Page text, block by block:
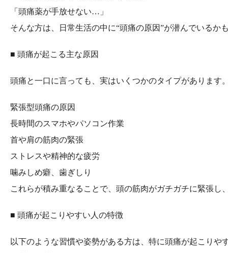
「頭痛薬が手放せない…」
そんな方は、日常生活の中に“頭痛の原因”が潜んでいるか
■ 頭痛が起こる主な原因
頭痛と一口に言っても、実はいくつかのタイプがあります
緊張型頭痛の原因
長時間のスマホやパソコン作業
首や肩の筋肉の緊張
ストレスや精神的な疲労
噛みしめ癖、歯ぎしり
これらが積み重なることで、頭の筋肉がガチガチに緊張し
■ 頭痛が起こりやすい人の特徴
以下のような習慣や姿勢がある方は、特に頭痛が起こりや